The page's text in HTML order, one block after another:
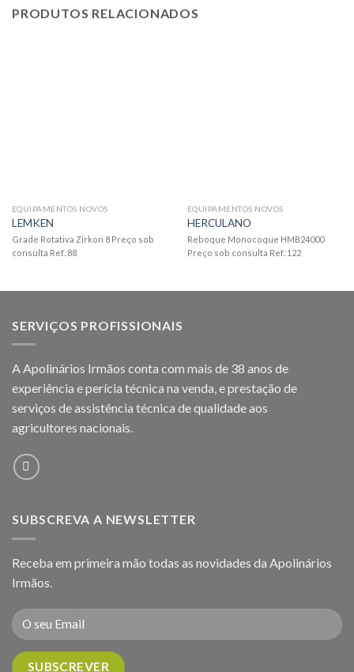
PRODUTOS RELACIONADOS
EQUIPAMENTOS NOVOS
LEMKEN
Grade Rotativa Zirkon 8 Preço sob
consulta Ref.:88
EQUIPAMENTOS NOVOS
HERCULANO
Reboque Monocoque HMB24000
Preço sob consulta Ref.:122
SERVIÇOS PROFISSIONAIS
A Apolinários Irmãos conta com mais de 38 anos de
experiência e perícia técnica na venda, e prestação de
serviços de assistência técnica de qualidade aos
agricultores nacionais.
SUBSCREVA A NEWSLETTER
Receba em primeira mão todas as novidades da Apolinários
Irmãos.